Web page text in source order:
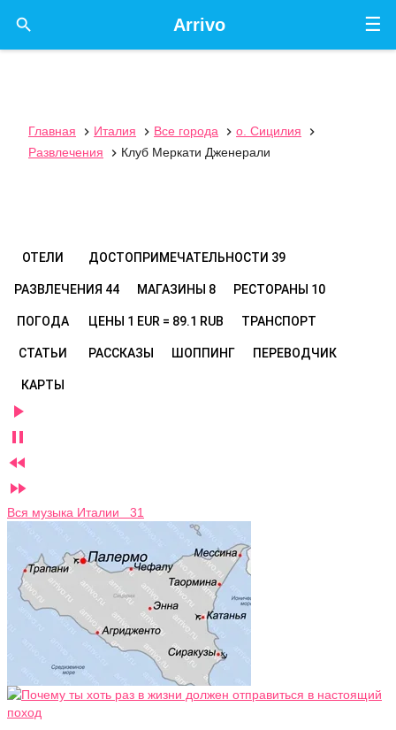
☰
Arrivo

Главная  Италия  Все города  о. Сицилия

Развлечения
 Клуб Меркати Дженерали
ОТЕЛИ ДОСТОПРИМЕЧАТЕЛЬНОСТИ 39
РАЗВЛЕЧЕНИЯ 44 МАГАЗИНЫ 8 РЕСТОРАНЫ 10
ПОГОДА ЦЕНЫ 1 EUR = 89.1 RUB ТРАНСПОРТ
СТАТЬИ РАССКАЗЫ ШОППИНГ ПЕРЕВОДЧИК
КАРТЫ




Вся музыка Италии 31